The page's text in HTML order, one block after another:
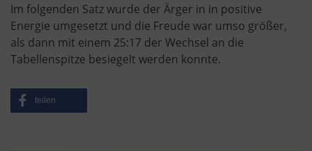
Im folgenden Satz wurde der Ärger in in positive
Energie umgesetzt und die Freude war umso größer,
als dann mit einem 25:17 der Wechsel an die
Tabellenspitze besiegelt werden konnte.
teilen